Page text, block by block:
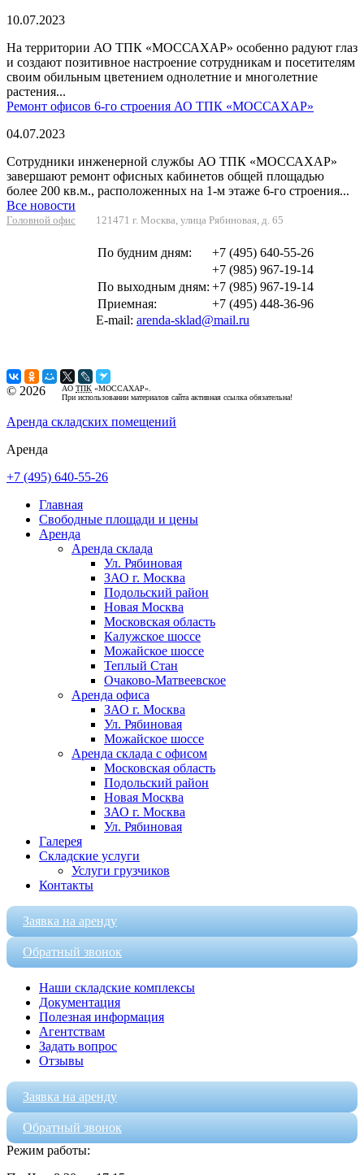
10.07.2023
На территории АО ТПК «МОССАХАР» особенно радуют глаз
и создают позитивное настроение сотрудникам и посетителям
своим обильным цветением однолетние и многолетние
растения...
Ремонт офисов 6-го строения АО ТПК «МОССАХАР»
04.07.2023
Сотрудники инженерной службы АО ТПК «МОССАХАР»
завершают ремонт офисных кабинетов общей площадью
более 200 кв.м., расположенных на 1-м этаже 6-го строения...
Все новости
Головной офис 121471 г. Москва, улица Рябиновая, д. 65
По будним дням:
+7 (495) 640-55-26
+7 (985) 967-19-14
По выходным дням: +7 (985) 967-19-14
Приемная:
+7 (495) 448-36-96
E-mail: arenda-sklad@mail.ru
© 2026 АО ТПК «МОССАХАР».
При использовании материалов сайта активная ссылка обязательна!
Аренда складских помещений
Аренда
+7 (495) 640-55-26
Главная
Свободные площади и цены
Аренда
Аренда склада
Ул. Рябиновая
ЗАО г. Москва
Подольский район
Новая Москва
Московская область
Калужское шоссе
Можайское шоссе
Теплый Стан
Очаково-Матвеевское
Аренда офиса
ЗАО г. Москва
Ул. Рябиновая
Можайское шоссе
Аренда склада с офисом
Московская область
Подольский район
Новая Москва
ЗАО г. Москва
Ул. Рябиновая
Галерея
Складские услуги
Услуги грузчиков
Контакты
Заявка на аренду
Обратный звонок
Наши складские комплексы
Документация
Полезная информация
Агентствам
Задать вопрос
Отзывы
Заявка на аренду
Обратный звонок
Режим работы: